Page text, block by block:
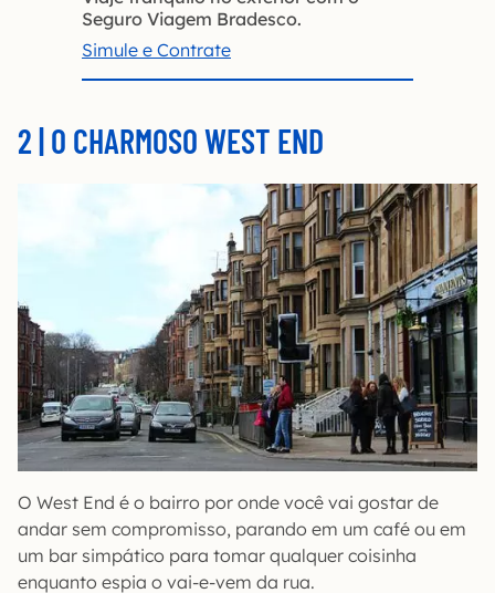
Seguro Viagem Bradesco.
Simule e Contrate
2 | O CHARMOSO WEST END
O West End é o bairro por onde você vai gostar de
andar sem compromisso, parando em um café ou em
um bar simpático para tomar qualquer coisinha
enquanto espia o vai-e-vem da rua.